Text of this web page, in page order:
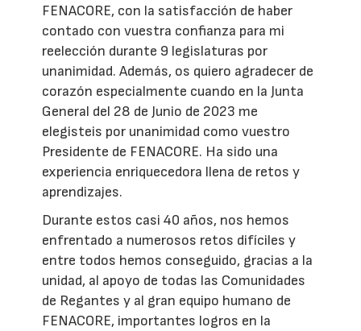
FENACORE, con la satisfacción de haber
contado con vuestra confianza para mi
reelección durante 9 legislaturas por
unanimidad. Además, os quiero agradecer de
corazón especialmente cuando en la Junta
General del 28 de Junio de 2023 me
elegisteis por unanimidad como vuestro
Presidente de FENACORE. Ha sido una
experiencia enriquecedora llena de retos y
aprendizajes.
Durante estos casi 40 años, nos hemos
enfrentado a numerosos retos difíciles y
entre todos hemos conseguido, gracias a la
unidad, al apoyo de todas las Comunidades
de Regantes y al gran equipo humano de
FENACORE, importantes logros en la